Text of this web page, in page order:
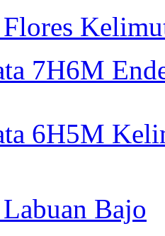
Flores
7H6M
6H5M
Bajo